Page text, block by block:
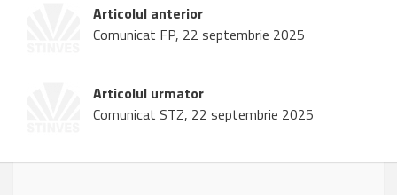
Articolul anterior
Comunicat FP, 22 septembrie 2025
Articolul urmator
Comunicat STZ, 22 septembrie 2025